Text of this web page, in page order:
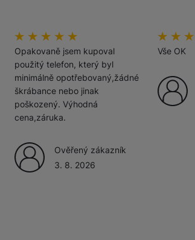
používáme my nebo naši partneři, abychom
hodnoceni_zakazniku
100%
Opakovaně jsem kupoval
použitý telefon, který byl
minimálně opotřebovaný,žádné
škrábance nebo jinak
poškozený. Výhodná
cena,záruka.
Ověřený zákazník
3. 8. 2026
100%
Vše OK